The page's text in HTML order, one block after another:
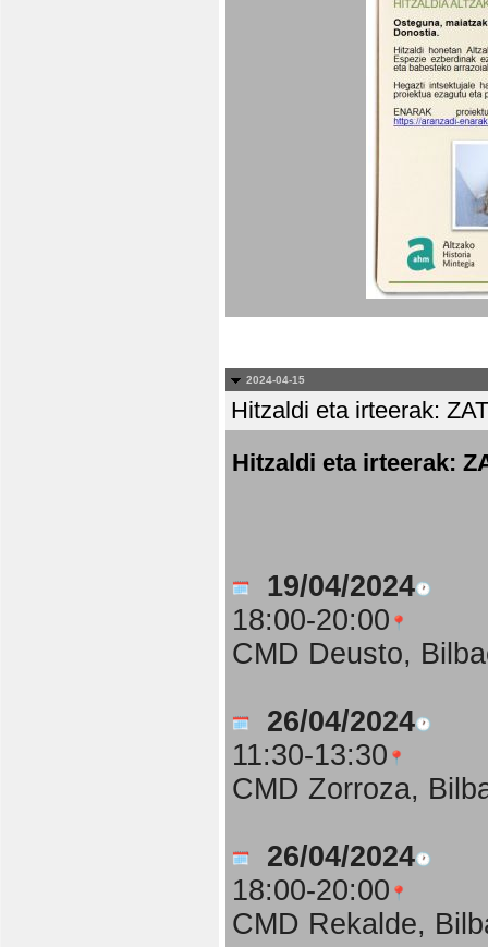
2024-04-15
Hitzaldi eta irteerak:
Hitzaldi eta irteerak:
19/04/2024
18:00-20:00
CMD Deusto,
26/04/2024
11:30-13:30
CMD Zorroza,
26/04/2024
18:00-20:00
CMD Rekalde,